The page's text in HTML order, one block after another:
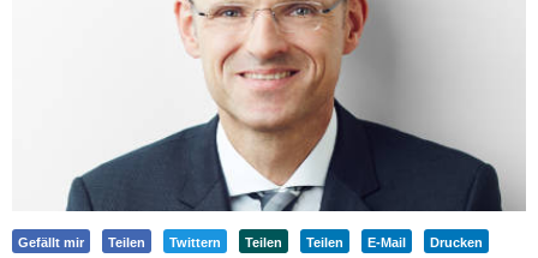
Gefällt mir Teilen Twittern Teilen Teilen E-Mail Drucken